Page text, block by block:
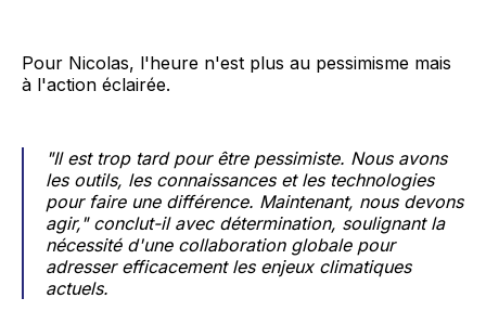
Pour Nicolas, l'heure n'est plus au pessimisme mais
à l'action éclairée.
"Il est trop tard pour être pessimiste. Nous avons
les outils, les connaissances et les technologies
pour faire une différence. Maintenant, nous devons
agir," conclut-il avec détermination, soulignant la
nécessité d'une collaboration globale pour
adresser efficacement les enjeux climatiques
actuels.